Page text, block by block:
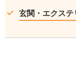
玄関・エクステ